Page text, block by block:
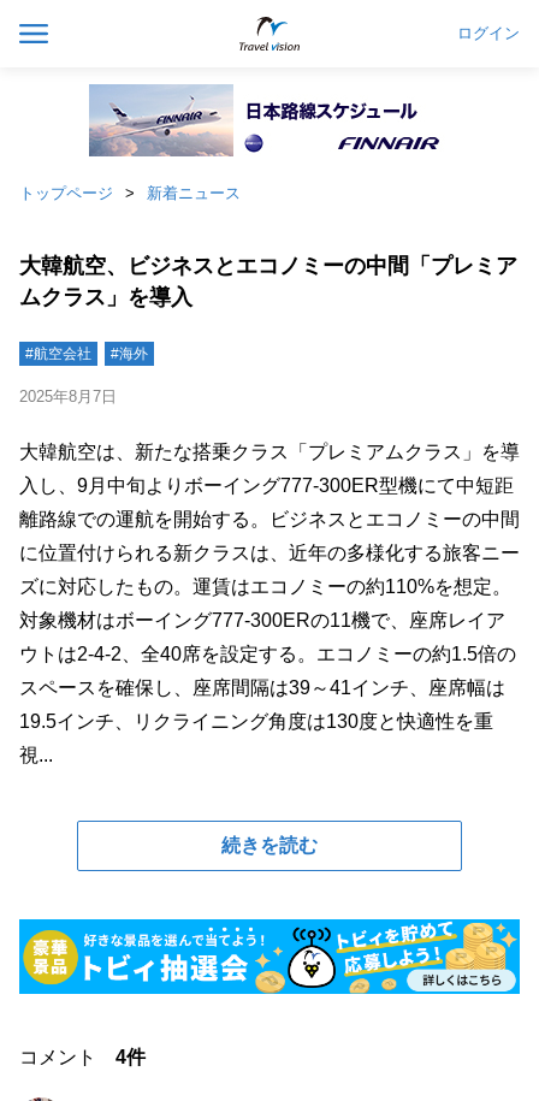
ログイン
トップページ 新着ニュース
大韓航空、ビジネスとエコノミーの中間「プレミア
ムクラス」を導入
#航空会社 #海外
2025年8月7日
大韓航空は、新たな搭乗クラス「プレミアムクラス」を導
入し、9月中旬よりボーイング777-300ER型機にて中短距
離路線での運航を開始する。ビジネスとエコノミーの中間
に位置付けられる新クラスは、近年の多様化する旅客ニー
ズに対応したもの。運賃はエコノミーの約110%を想定。
対象機材はボーイング777-300ERの11機で、座席レイア
ウトは2-4-2、全40席を設定する。エコノミーの約1.5倍の
スペースを確保し、座席間隔は39～41インチ、座席幅は
19.5インチ、リクライニング角度は130度と快適性を重
視...
続きを読む
コメント 4件